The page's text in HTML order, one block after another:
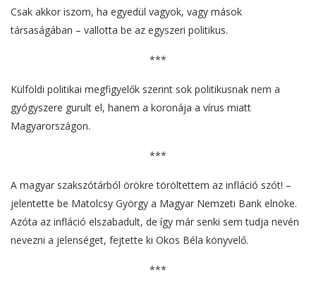
Csak akkor iszom, ha egyedül vagyok, vagy mások
társaságában – vallotta be az egyszeri politikus.
***
Külföldi politikai megfigyelők szerint sok politikusnak nem a
gyógyszere gurult el, hanem a koronája a vírus miatt
Magyarországon.
***
A magyar szakszótárból örökre töröltettem az infláció szót! –
jelentette be Matolcsy György a Magyar Nemzeti Bank elnöke.
Azóta az infláció elszabadult, de így már senki sem tudja nevén
nevezni a jelenséget, fejtette ki Okos Béla könyvelő.
***